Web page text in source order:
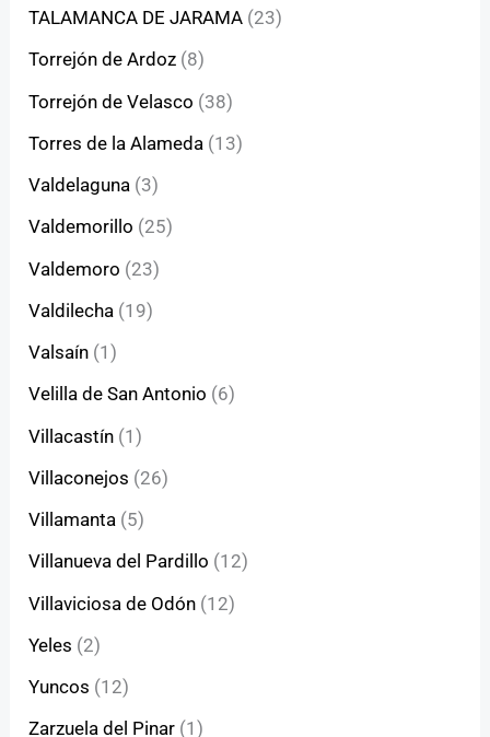
TALAMANCA DE JARAMA (23)
Torrejón de Ardoz (8)
Torrejón de Velasco (38)
Torres de la Alameda (13)
Valdelaguna (3)
Valdemorillo (25)
Valdemoro (23)
Valdilecha (19)
Valsaín (1)
Velilla de San Antonio (6)
Villacastín (1)
Villaconejos (26)
Villamanta (5)
Villanueva del Pardillo (12)
Villaviciosa de Odón (12)
Yeles (2)
Yuncos (12)
Zarzuela del Pinar (1)